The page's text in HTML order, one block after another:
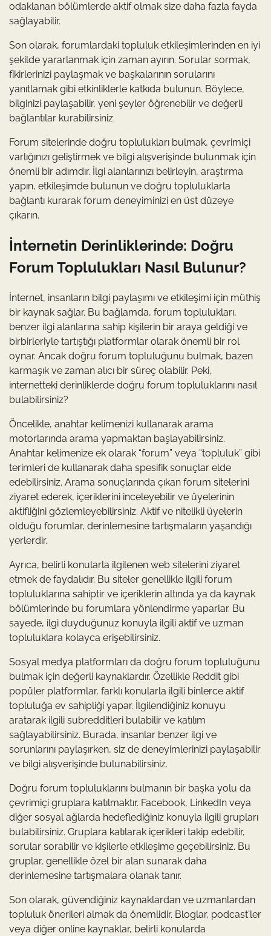
odaklanan bölümlerde aktif olmak size daha fazla fayda
sağlayabilir.
Son olarak, forumlardaki topluluk etkileşimlerinden en iyi
şekilde yararlanmak için zaman ayırın. Sorular sormak,
fikirlerinizi paylaşmak ve başkalarının sorularını
yanıtlamak gibi etkinliklerle katkıda bulunun. Böylece,
bilginizi paylaşabilir, yeni şeyler öğrenebilir ve değerli
bağlantılar kurabilirsiniz.
Forum sitelerinde doğru toplulukları bulmak, çevrimiçi
varlığınızı geliştirmek ve bilgi alışverişinde bulunmak için
önemli bir adımdır. İlgi alanlarınızı belirleyin, araştırma
yapın, etkileşimde bulunun ve doğru topluluklarla
bağlantı kurarak forum deneyiminizi en üst düzeye
çıkarın.
İnternetin Derinliklerinde: Doğru
Forum Toplulukları Nasıl Bulunur?
İnternet, insanların bilgi paylaşımı ve etkileşimi için müthiş
bir kaynak sağlar. Bu bağlamda, forum toplulukları,
benzer ilgi alanlarına sahip kişilerin bir araya geldiği ve
birbirleriyle tartıştığı platformlar olarak önemli bir rol
oynar. Ancak doğru forum topluluğunu bulmak, bazen
karmaşık ve zaman alıcı bir süreç olabilir. Peki,
internetteki derinliklerde doğru forum topluluklarını nasıl
bulabilirsiniz?
Öncelikle, anahtar kelimenizi kullanarak arama
motorlarında arama yapmaktan başlayabilirsiniz.
Anahtar kelimenize ek olarak “forum” veya “topluluk” gibi
terimleri de kullanarak daha spesifik sonuçlar elde
edebilirsiniz. Arama sonuçlarında çıkan forum sitelerini
ziyaret ederek, içeriklerini inceleyebilir ve üyelerinin
aktifliğini gözlemleyebilirsiniz. Aktif ve nitelikli üyelerin
olduğu forumlar, derinlemesine tartışmaların yaşandığı
yerlerdir.
Ayrıca, belirli konularla ilgilenen web sitelerini ziyaret
etmek de faydalıdır. Bu siteler genellikle ilgili forum
topluluklarına sahiptir ve içeriklerin altında ya da kaynak
bölümlerinde bu forumlara yönlendirme yaparlar. Bu
sayede, ilgi duyduğunuz konuyla ilgili aktif ve uzman
topluluklara kolayca erişebilirsiniz.
Sosyal medya platformları da doğru forum topluluğunu
bulmak için değerli kaynaklardır. Özellikle Reddit gibi
popüler platformlar, farklı konularla ilgili binlerce aktif
topluluğa ev sahipliği yapar. İlgilendiğiniz konuyu
aratarak ilgili subredditleri bulabilir ve katılım
sağlayabilirsiniz. Burada, insanlar benzer ilgi ve
sorunlarını paylaşırken, siz de deneyimlerinizi paylaşabilir
ve bilgi alışverişinde bulunabilirsiniz.
Doğru forum topluluklarını bulmanın bir başka yolu da
çevrimiçi gruplara katılmaktır. Facebook, LinkedIn veya
diğer sosyal ağlarda hedeflediğiniz konuyla ilgili grupları
bulabilirsiniz. Gruplara katılarak içerikleri takip edebilir,
sorular sorabilir ve kişilerle etkileşime geçebilirsiniz. Bu
gruplar, genellikle özel bir alan sunarak daha
derinlemesine tartışmalara olanak tanır.
Son olarak, güvendiğiniz kaynaklardan ve uzmanlardan
topluluk önerileri almak da önemlidir. Bloglar, podcast'ler
veya diğer online kaynaklar, belirli konularda